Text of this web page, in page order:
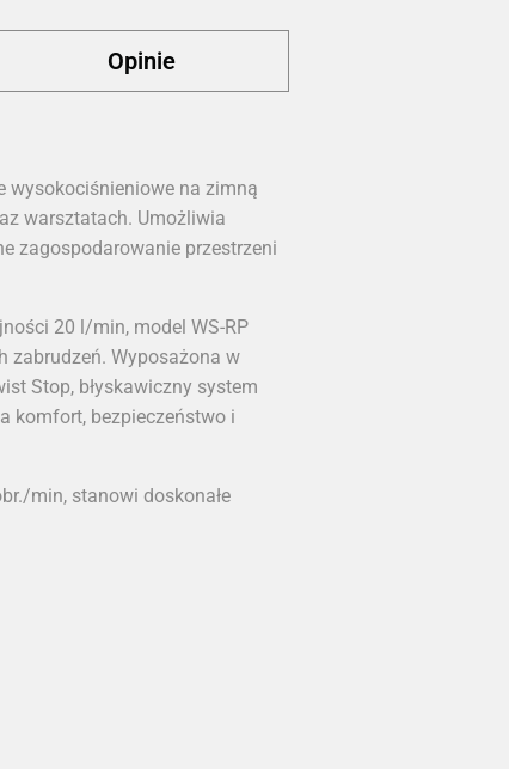
Opinie
wysokociśnieniowe na zimną
warsztatach. Umożliwia
zagospodarowanie przestrzeni
20 l/min, model WS-RP
zabrudzeń. Wyposażona w
Stop, błyskawiczny system
komfort, bezpieczeństwo i
min, stanowi doskonałe